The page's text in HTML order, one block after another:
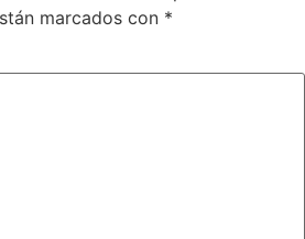
marcados con *